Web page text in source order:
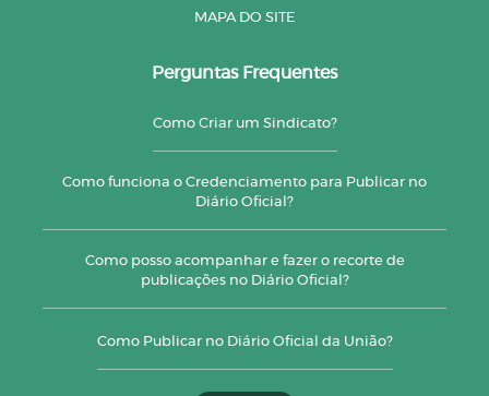
MAPA DO SITE
Perguntas Frequentes
Como Criar um Sindicato?
Como funciona o Credenciamento para Publicar no
Diário Oficial?
Como posso acompanhar e fazer o recorte de
publicações no Diário Oficial?
Como Publicar no Diário Oficial da União?